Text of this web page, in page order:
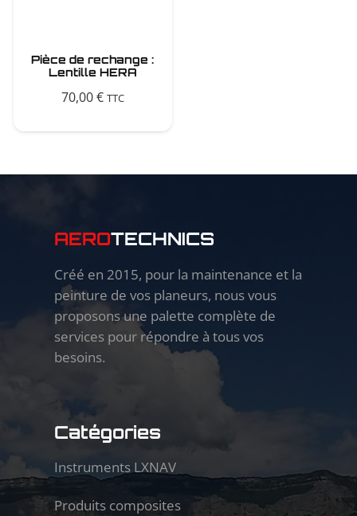
Pièce de rechange :
Lentille HERA
70,00€ TTC
AEROTECHNICS
Créé en 2015, pour la maintenance et la
peinture de vos planeurs, nous vous
proposons une palette complète de
services pour répondre à tous vos
besoins.
Catégories
Instruments LXNAV
Produits composites